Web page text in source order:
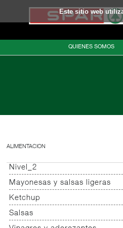
Este sitio web
QUIENES SOMOS
ALIMENTACION
Nivel_2
Nivel_3
Mayonesas y salsas ligeras
Mayonesas
Salsas ligeras
Alioli
Ketchup
Ketchup
Salsas